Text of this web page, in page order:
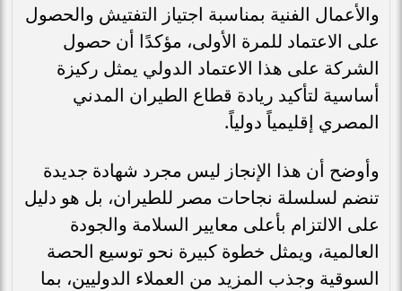
والأعمال الفنية بمناسبة اجتياز التفتيش والحصول
على الاعتماد للمرة الأولى، مؤكدًا أن حصول
الشركة على هذا الاعتماد الدولي يمثل ركيزة
أساسية لتأكيد ريادة قطاع الطيران المدني
المصري إقليمياً دولياً.
وأوضح أن هذا الإنجاز ليس مجرد شهادة جديدة
تنضم لسلسلة نجاحات مصر للطيران، بل هو دليل
على الالتزام بأعلى معايير السلامة والجودة
العالمية، ويمثل خطوة كبيرة نحو توسيع الحصة
السوقية وجذب المزيد من العملاء الدوليين، بما